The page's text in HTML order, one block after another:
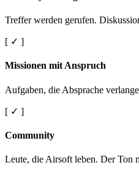
Treffer werden gerufen.
[ ✓ ]
Missionen mit Anspruch
Aufgaben, die Absprache
[ ✓ ]
Community
Leute, die Airsoft leben. Der Ton